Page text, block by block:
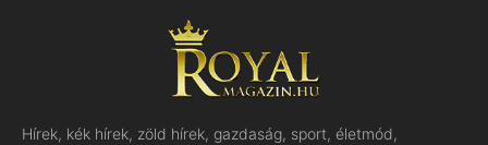
Hírek, kék hírek, zöld hírek, gazdaság, sport, életmód,